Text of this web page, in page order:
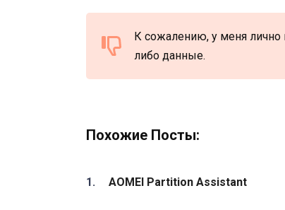
К сожалению, у меня лично
либо данные.
Похожие Посты:
AOMEI Partition Assistant